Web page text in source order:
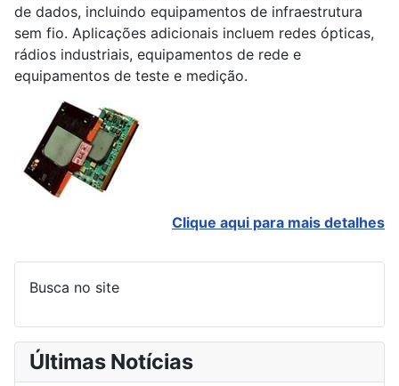
de dados, incluindo equipamentos de infraestrutura
sem fio. Aplicações adicionais incluem redes ópticas,
rádios industriais, equipamentos de rede e
equipamentos de teste e medição.
Clique aqui para mais detalhes
Busca no site
Últimas Notícias